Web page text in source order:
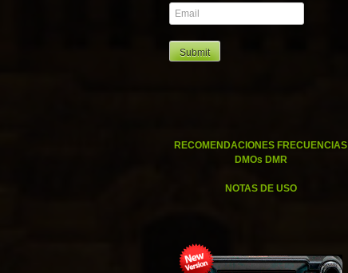
RECOMENDACIONES FRECUENCIAS
DMOs DMR
NOTAS DE USO